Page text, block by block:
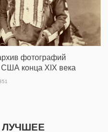
фотографий
США конца XIX века